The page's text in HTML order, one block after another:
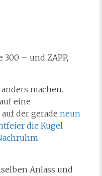
– und ZAPP,
machen.
eine
der gerade neun
die Kugel
Anlass und